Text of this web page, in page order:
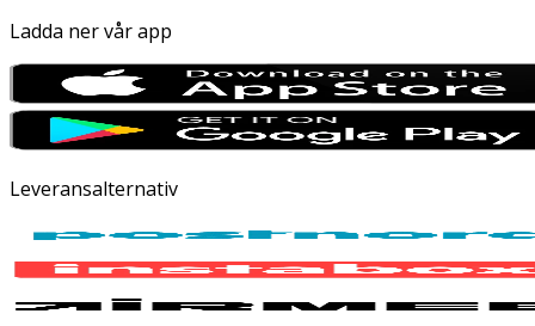
Ladda ner vår app
Leveransalternativ